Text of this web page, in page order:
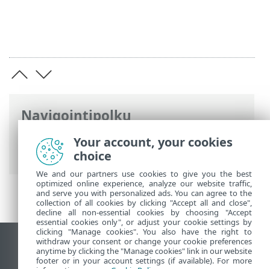
Navigointipolku
ESET-online-ohje>ESET Smart Security
Premium
>Lisäasetukset > Päivitykset
Näytä tietokonesivusto
End of Life
Your account, your cookies
choice
We and our partners use cookies to give you the best
optimized online experience, analyze our website traffic,
and serve you with personalized ads. You can agree to the
collection of all cookies by clicking "Accept all and close",
decline all non-essential cookies by choosing "Accept
essential cookies only", or adjust your cookie settings by
clicking "Manage cookies". You also have the right to
withdraw your consent or change your cookie preferences
anytime by clicking the "Manage cookies" link in our website
footer or in your account settings (if available). For more